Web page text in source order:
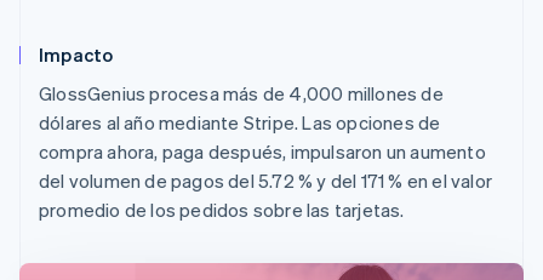
Impacto
GlossGenius procesa más de 4,000 millones de
dólares al año mediante Stripe. Las opciones de
compra ahora, paga después, impulsaron un aumento
del volumen de pagos del 5.72 % y del 171 % en el valor
promedio de los pedidos sobre las tarjetas.
Português
English
Canadá
EnglishFrançais
China continental
简体中文 English